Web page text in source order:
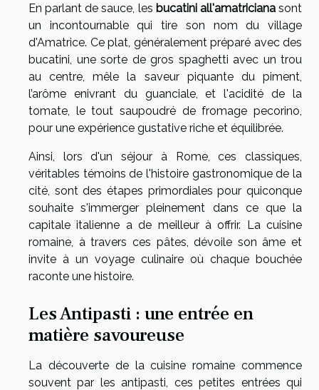
En parlant de sauce, les bucatini all'amatricianasont
un incontournable qui tire son nom du village
d'Amatrice. Ce plat, généralement préparé avec des
bucatini, une sorte de gros spaghetti avec un trou
au centre, mêle la saveur piquante du piment,
l’arôme enivrant du guanciale, et l'acidité de la
tomate, le tout saupoudré de fromage pecorino,
pour une expérience gustative riche et équilibrée.
Ainsi, lors d'un séjour à Rome, ces classiques,
véritables témoins de l'histoire gastronomique de la
cité, sont des étapes primordiales pour quiconque
souhaite s'immerger pleinement dans ce que la
capitale italienne a de meilleur à offrir. La cuisine
romaine, à travers ces pâtes, dévoile son âme et
invite à un voyage culinaire où chaque bouchée
raconte une histoire.
Les Antipasti : une entrée en
matière savoureuse
La découverte de la cuisine romaine commence
souvent par les antipasti, ces petites entrées qui